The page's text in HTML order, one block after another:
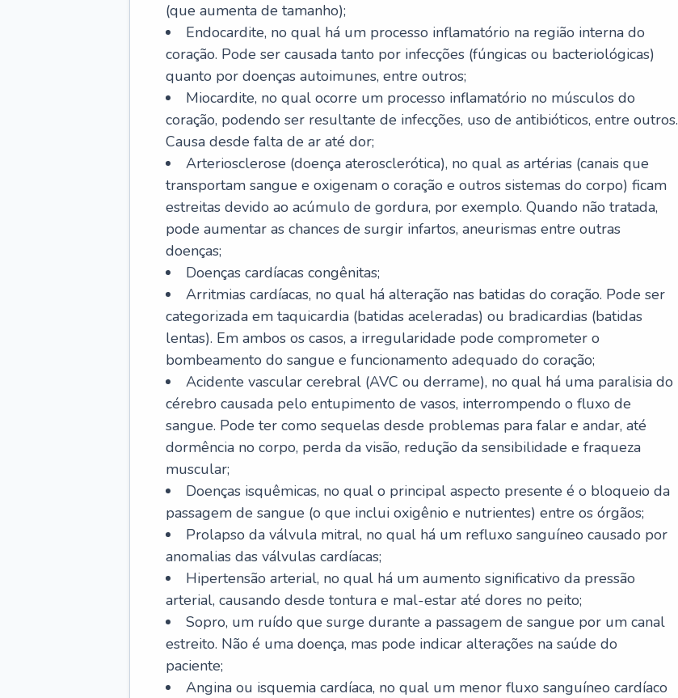
(que aumenta de tamanho);
Endocardite, no qual há um processo inflamatório na região interna do
coração. Pode ser causada tanto por infecções (fúngicas ou bacteriológicas)
quanto por doenças autoimunes, entre outros;
Miocardite, no qual ocorre um processo inflamatório no músculos do
coração, podendo ser resultante de infecções, uso de antibióticos, entre outros.
Causa desde falta de ar até dor;
Arteriosclerose (doença aterosclerótica), no qual as artérias (canais que
transportam sangue e oxigenam o coração e outros sistemas do corpo) ficam
estreitas devido ao acúmulo de gordura, por exemplo. Quando não tratada,
pode aumentar as chances de surgir infartos, aneurismas entre outras
doenças;
Doenças cardíacas congênitas;
Arritmias cardíacas, no qual há alteração nas batidas do coração. Pode ser
categorizada em taquicardia (batidas aceleradas) ou bradicardias (batidas
lentas). Em ambos os casos, a irregularidade pode comprometer o
bombeamento do sangue e funcionamento adequado do coração;
Acidente vascular cerebral (AVC ou derrame), no qual há uma paralisia do
cérebro causada pelo entupimento de vasos, interrompendo o fluxo de
sangue. Pode ter como sequelas desde problemas para falar e andar, até
dormência no corpo, perda da visão, redução da sensibilidade e fraqueza
muscular;
Doenças isquêmicas, no qual o principal aspecto presente é o bloqueio da
passagem de sangue (o que inclui oxigênio e nutrientes) entre os órgãos;
Prolapso da válvula mitral, no qual há um refluxo sanguíneo causado por
anomalias das válvulas cardíacas;
Hipertensão arterial, no qual há um aumento significativo da pressão
arterial, causando desde tontura e mal-estar até dores no peito;
Sopro, um ruído que surge durante a passagem de sangue por um canal
estreito. Não é uma doença, mas pode indicar alterações na saúde do
paciente;
Angina ou isquemia cardíaca, no qual um menor fluxo sanguíneo cardíaco